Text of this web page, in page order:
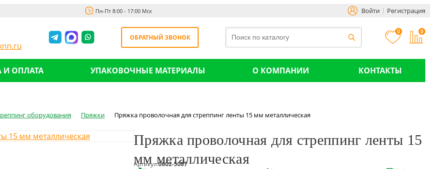
Пн-Пт 8:00 - 17:00 Мск Войти Регистрация
ОБРАТНЫЙ ЗВОНОК
0 0
И ОПЛАТА УПАКОВОЧНЫЕ МАТЕРИАЛЫ О КОМПАНИИ КОНТАКТЫ
оборудования Пряжки Пряжка проволочная для стреппинг ленты 15 мм металлическая
Пряжка проволочная для стреппинг ленты 15
мм металлическая
Артикул:0602-5087